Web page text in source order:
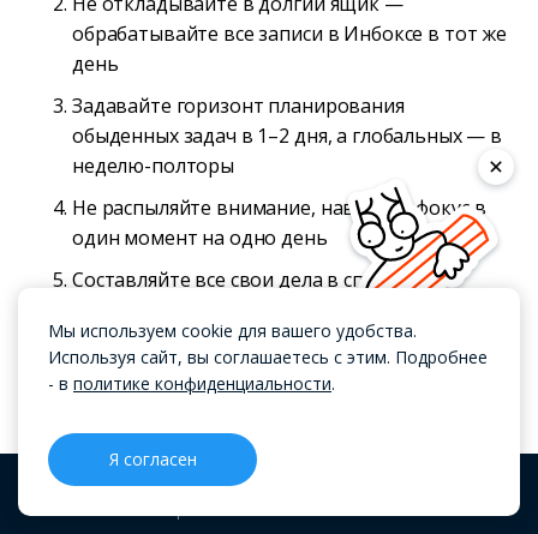
обрабатывайте все записи в Инбоксе в тот же
день
Задавайте горизонт планирования
обыденных задач в 1–2 дня, а глобальных — в
неделю-полторы
Не распыляйте внимание, наводите фокус в
один момент на одно день
Составляйте все свои дела в списки
Разбивайте дела на категории в зависимости
от их состава и оставляйте заметки о их
выполнении
и неактуальных задач
понятный список дел, не ставьте себе
Мы используем cookie для вашего удобства.
Используя сайт, вы соглашаетесь с этим. Подробнее
- в политике конфиденциальности.
Я согласен